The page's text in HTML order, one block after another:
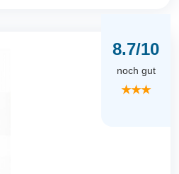
8.7/10
noch gut
★★★